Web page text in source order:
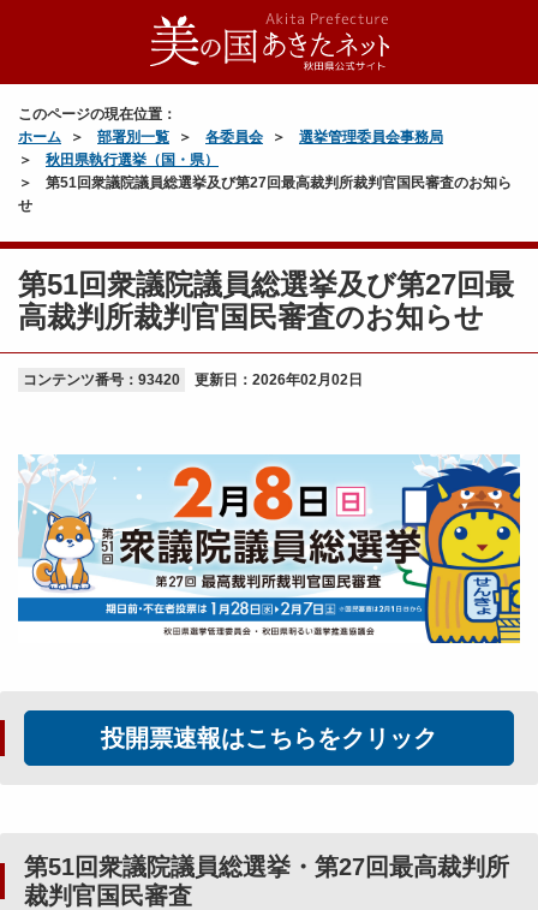
このページの現在位置：
ホーム
部署別一覧 各委員会
選挙管理委員会事務局
秋田県執行選挙（国・県）
第51回衆議院議員総選挙及び第27回最高裁判所裁判官国民審査のお知ら
せ
第51回衆議院議員総選挙及び第27回最
高裁判所裁判官国民審査のお知らせ
コンテンツ番号：93420 更新日： 2026年02月02日
投開票速報はこちらをクリック
第51回衆議院議員総選挙・第27回最高裁判所
裁判官国民審査